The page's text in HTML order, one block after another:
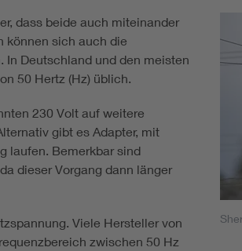
dass beide auch miteinander
können sich auch die
In Deutschland und den meisten
50 Hertz (Hz) üblich.
230 Volt auf weitere
gibt es Adapter, mit
laufen. Bemerkbar sind
dieser Vorgang dann länger
Viele Hersteller von
zwischen 50 Hz